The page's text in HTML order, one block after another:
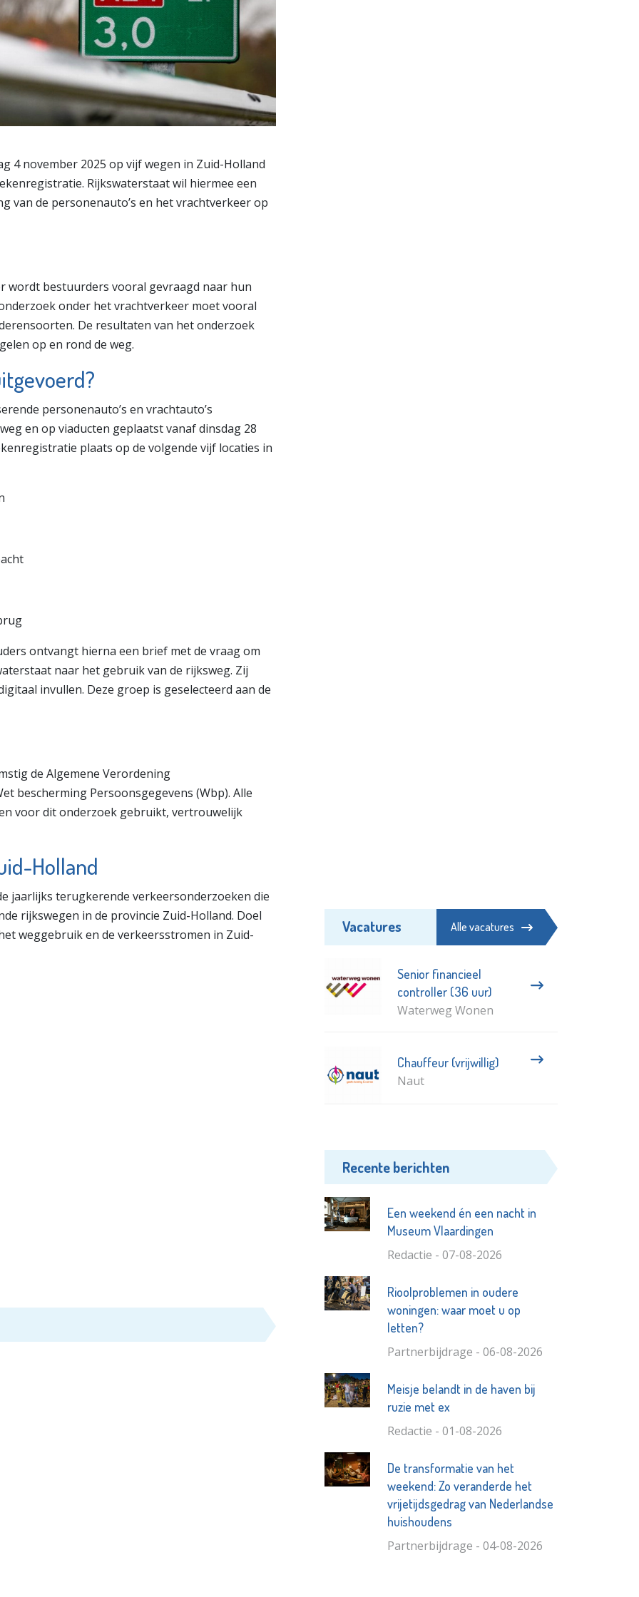
4 november 2025 op vijf wegen in Zuid-Holland
Rijkswaterstaat wil hiermee een
van de personenauto’s en het vrachtverkeer op
wordt bestuurders vooral gevraagd naar hun
onder het vrachtverkeer moet vooral
De resultaten van het onderzoek
op en rond de weg.
personenauto’s en vrachtauto’s
en op viaducten geplaatst vanaf dinsdag 28
plaats op de volgende vijf locaties in
ontvangt hierna een brief met de vraag om
naar het gebruik van de rijksweg. Zij
invullen. Deze groep is geselecteerd aan de
de Algemene Verordening
bescherming Persoonsgegevens (Wbp). Alle
voor dit onderzoek gebruikt, vertrouwelijk
Holland
jaarlijks terugkerende verkeersonderzoeken die
rijkswegen in de provincie Zuid-Holland. Doel
weggebruik en de verkeersstromen in Zuid-
Vacatures Alle vacatures
Senior financieel
controller (36 uur)
Waterweg Wonen
Chauffeur (vrijwillig)
Naut
Recente berichten
Een weekend én een nacht in
Museum Vlaardingen
Redactie - 07-08-2026
Rioolproblemen in oudere
woningen: waar moet u op
letten?
Partnerbijdrage - 06-08-2026
Meisje belandt in de haven bij
ruzie met ex
Redactie - 01-08-2026
De transformatie van het
weekend: Zo veranderde het
vrijetijdsgedrag van Nederlandse
huishoudens
Partnerbijdrage - 04-08-2026